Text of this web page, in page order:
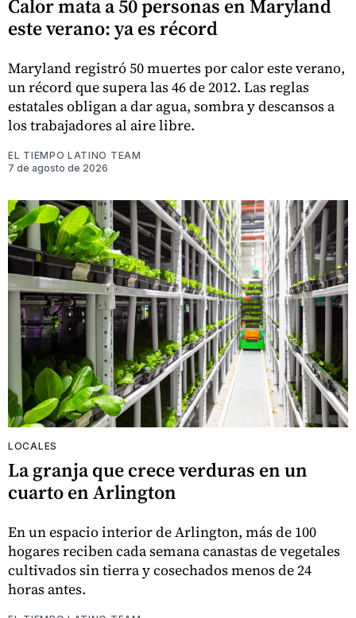
Calor mata a 50 personas en Maryland
este verano: ya es récord
Maryland registró 50 muertes por calor este verano,
un récord que supera las 46 de 2012. Las reglas
estatales obligan a dar agua, sombra y descansos a
los trabajadores al aire libre.
EL TIEMPO LATINO TEAM
7 de agosto de 2026
LOCALES
La granja que crece verduras en un
cuarto en Arlington
En un espacio interior de Arlington, más de 100
hogares reciben cada semana canastas de vegetales
cultivados sin tierra y cosechados menos de 24
horas antes.